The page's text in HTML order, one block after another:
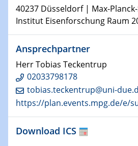
23.01.2024
Kolloquium CRC 1242
24.01.2024
Bewerbungsvorrtag
Technische Chemie – Technisch-
Chemie für die Wasserforschung
29.01.2024
Bewerbungsvorrtag
Technische Chemie – Technisch-
40237 Düsseldorf | Max-
Institut Eisenforschung Raum
Ansprechpartner
Herr Tobias Teckentrup
02033798178
tobias.teckentrup@uni-
https://plan.events.mpg.de/e/
Download ICS